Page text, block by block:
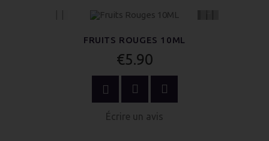
RAPIDE
FRUITS ROUGES 10ML
€5.90
Écrire un avis